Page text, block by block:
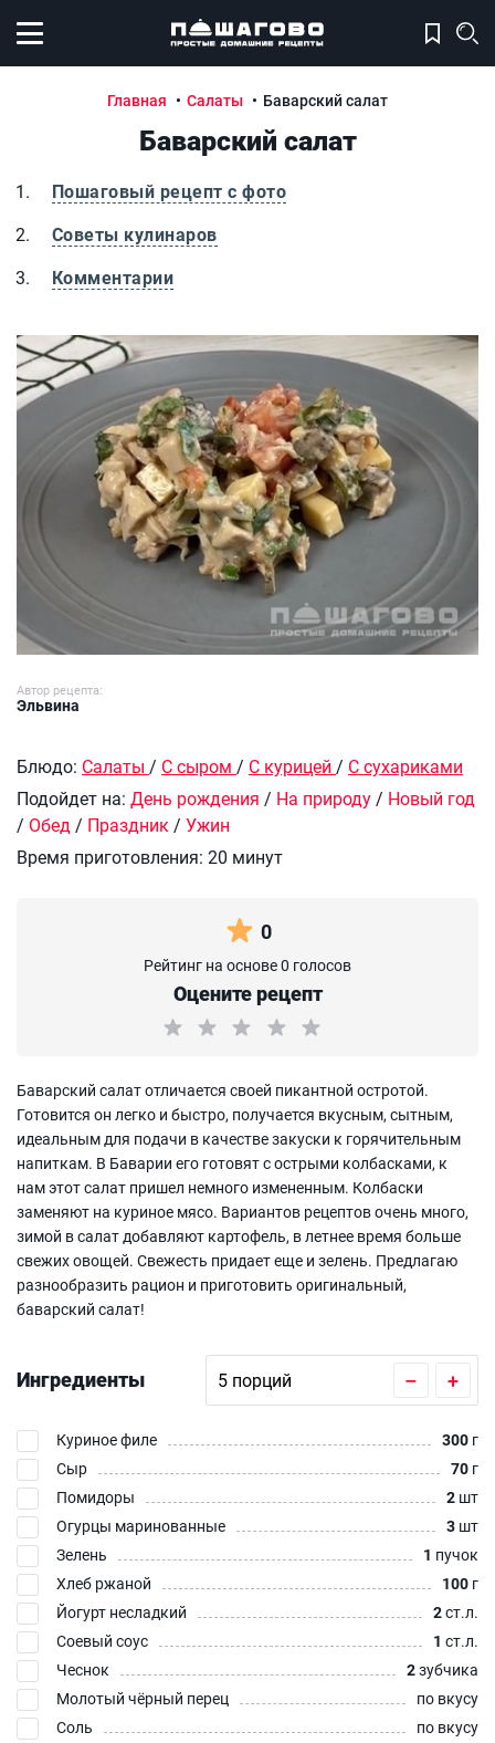
Открыть меню
Главная Салаты Баварский салат
Баварский салат
Пошаговый рецепт с фото
Советы кулинаров
Комментарии
Баварский салат
Автор рецепта:
Эльвина
Блюдо: Салаты / С сыром / С курицей / С сухариками
Подойдет на: День рождения / На природу / Новый год
/ Обед / Праздник / Ужин
Время приготовления: 20 минут
0
Рейтинг на основе 0 голосов
Оцените рецепт
Баварский салат отличается своей пикантной остротой.
Готовится он легко и быстро, получается вкусным, сытным,
идеальным для подачи в качестве закуски к горячительным
напиткам. В Баварии его готовят с острыми колбасками, к
нам этот салат пришел немного измененным. Колбаски
заменяют на куриное мясо. Вариантов рецептов очень много,
зимой в салат добавляют картофель, в летнее время больше
свежих овощей. Свежесть придает еще и зелень. Предлагаю
разнообразить рацион и приготовить оригинальный,
баварский салат!
Ингредиенты – +
Куриное филе 300 г
Сыр
70 г
Помидоры
2 шт
Огурцы маринованные
3 шт
Зелень
1 пучок
Хлеб ржаной
100 г
Йогурт несладкий
2ст.л.
Соевый соус
1 ст.л.
Чеснок
2зубчика
Молотый чёрный перец
по вкусу
Соль
по вкусу